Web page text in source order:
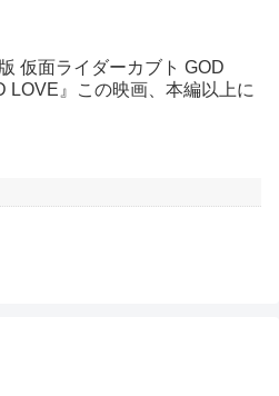
版 仮面ライダーカブト GOD
LOVE』この映画、本編以上に